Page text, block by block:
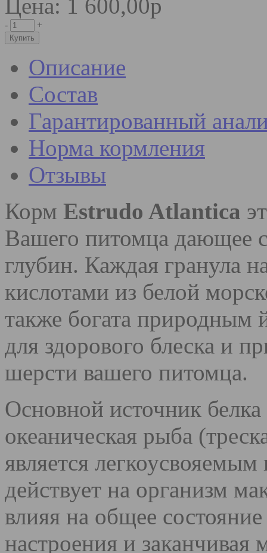
Цена: 1 600,00р
- +
Описание
Состав
Гарантированный
Норма кормления
Отзывы
Корм Estrudo Atlantica
Вашего питомца дающее
глубин. Каждая гранула
кислотами из белой
также богата природным
для здорового блеска и
шерсти вашего питомца.
Основной источник белка
океаническая рыба
является
действует на организм
влияя на общее
настроения и